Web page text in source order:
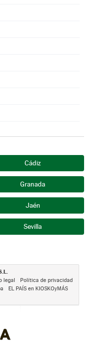
Cádiz
Granada
Jaén
Sevilla
legal
Política de privacidad
EL PAÍS en KIOSKOyMÁS